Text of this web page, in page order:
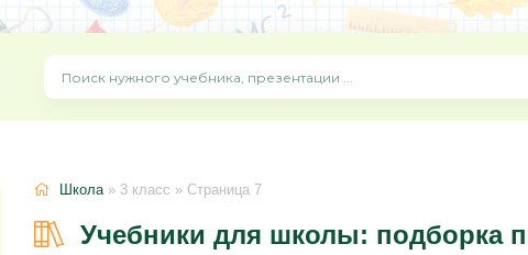
Школа» 3 класс » Страница 7
Учебники для школы: подборка